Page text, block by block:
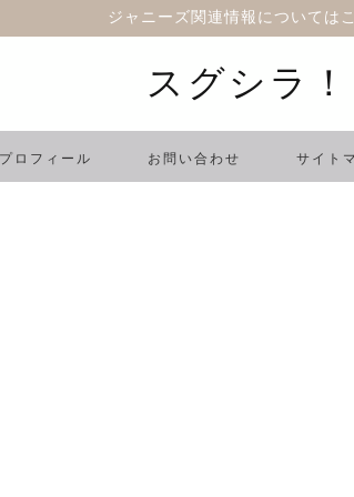
ジャニーズ関連情報については
スグシラ！
プロフィール お問い合わせ サイト